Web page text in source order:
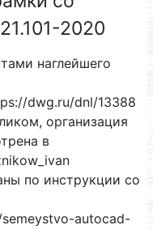
2020
наглейшего
dwg.ru/dnl/13388
организация
в
по инструкции со
autocad-